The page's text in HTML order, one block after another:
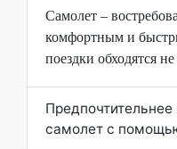
Самолет –
комфортным и
поездки обходятся
самолет с